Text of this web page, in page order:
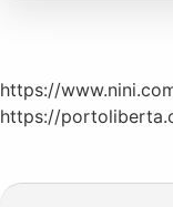
https://
https://